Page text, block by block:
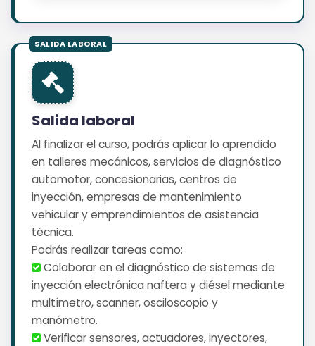
Salida laboral
Al finalizar el curso, podrás aplicar lo aprendido
en talleres mecánicos, servicios de diagnóstico
automotor, concesionarias, centros de
inyección, empresas de mantenimiento
vehicular y emprendimientos de asistencia
técnica.
Podrás realizar tareas como:
️ Colaborar en el diagnóstico de sistemas de
inyección electrónica naftera y diésel mediante
multímetro, scanner, osciloscopio y
manómetro.
️ Verificar sensores, actuadores, inyectores,